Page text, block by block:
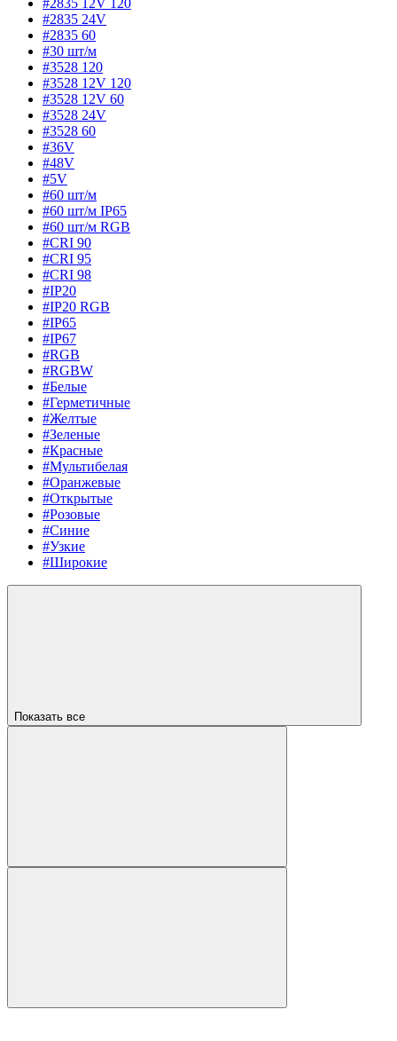
#2835 12V 120
#2835 24V
#2835 60
#30 шт/м
#3528 120
#3528 12V 120
#3528 12V 60
#3528 24V
#3528 60
#36V
#48V
#5V
#60 шт/м
#60 шт/м IP65
#60 шт/м RGB
#CRI 90
#CRI 95
#CRI 98
#IP20
#IP20 RGB
#IP65
#IP67
#RGB
#RGBW
#Белые
#Герметичные
#Желтые
#Зеленые
#Красные
#Мультибелая
#Оранжевые
#Открытые
#Розовые
#Синие
#Узкие
#Широкие
Показать все